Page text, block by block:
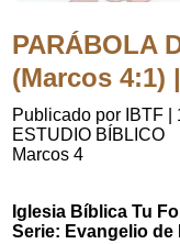
PARÁBOLA
(Marcos 4:1)
Publicado por IBTF
ESTUDIO BÍBLICO
Marcos 4
Iglesia Bíblica Tu
Serie: Evangelio de